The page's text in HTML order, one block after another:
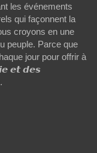
les événements
qui façonnent la
croyons en une
peuple. Parce que
jour pour offrir à
𝙚𝙩 𝙙𝙚𝙨